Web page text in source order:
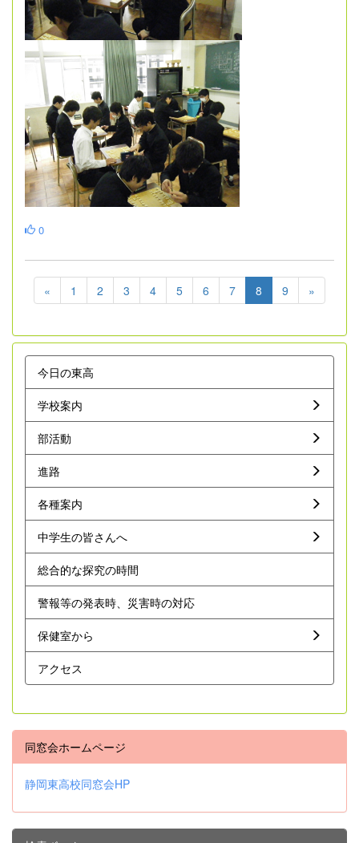
0
« 1 2 3 4 5 6 7 8 9 »
今日の東高
学校案内
部活動
進路
各種案内
中学生の皆さんへ
総合的な探究の時間
警報等の発表時、災害時の対応
保健室から
アクセス
同窓会ホームページ
静岡東高校同窓会HP